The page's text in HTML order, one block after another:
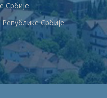
Србије
Србије